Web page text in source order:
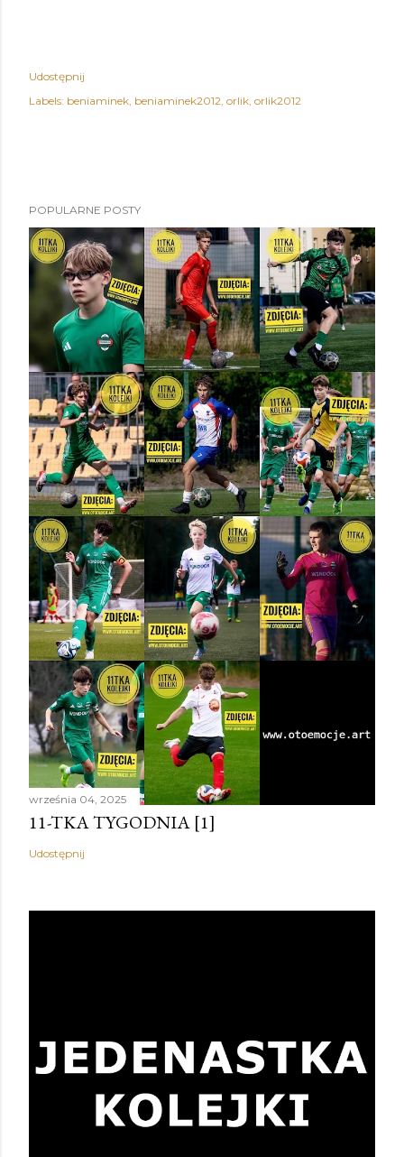
Udostępnij
Labels: beniaminek beniaminek2012 orlik orlik2012
POPULARNE POSTY
września 04, 2025
11-TKA TYGODNIA [1]
Udostępnij